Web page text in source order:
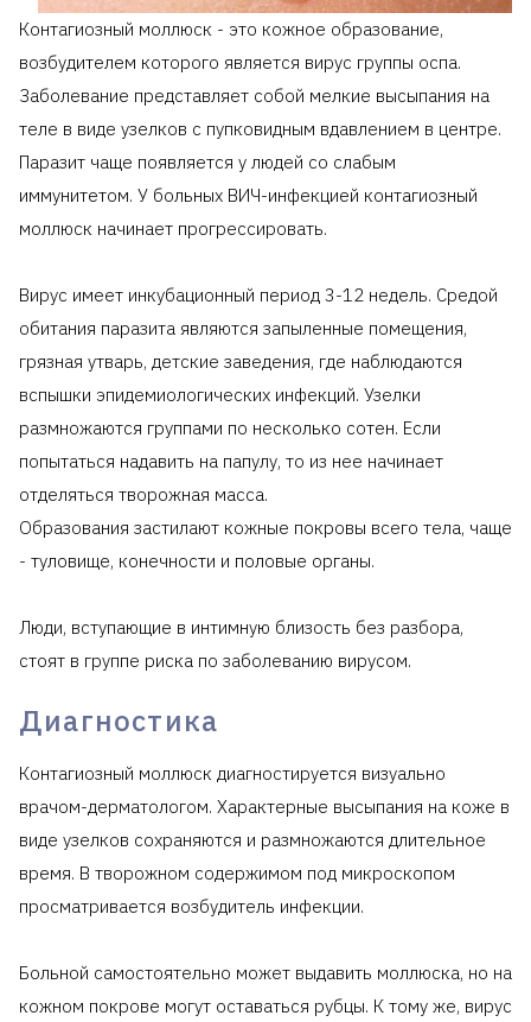
Контагиозный моллюск - это кожное образование,
возбудителем которого является вирус группы оспа.
Заболевание представляет собой мелкие высыпания на
теле в виде узелков с пупковидным вдавлением в центре.
Паразит чаще появляется у людей со слабым
иммунитетом. У больных ВИЧ-инфекцией контагиозный
моллюск начинает прогрессировать.
Вирус имеет инкубационный период 3-12 недель. Средой
обитания паразита являются запыленные помещения,
грязная утварь, детские заведения, где наблюдаются
вспышки эпидемиологических инфекций. Узелки
размножаются группами по несколько сотен. Если
попытаться надавить на папулу, то из нее начинает
отделяться творожная масса.
Образования застилают кожные покровы всего тела, чаще
- туловище, конечности и половые органы.
Люди, вступающие в интимную близость без разбора,
стоят в группе риска по заболеванию вирусом.
Диагностика
Контагиозный моллюск диагностируется визуально
врачом-дерматологом. Характерные высыпания на коже в
виде узелков сохраняются и размножаются длительное
время. В творожном содержимом под микроскопом
просматривается возбудитель инфекции.
Больной самостоятельно может выдавить моллюска, но на
кожном покрове могут оставаться рубцы. К тому же, вирус